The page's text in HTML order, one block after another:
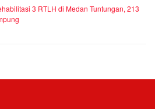
3 RTLH di Medan Tuntungan, 213